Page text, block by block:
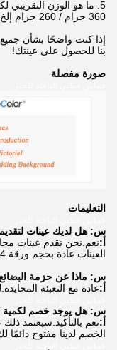
360 جرام / 260 جرام إلخ؟
بنا للحصول على عينتك!
صورة مفصلة
التعليمات
س: هل لديك عينات
أ:نعم.نحن نقدم عينات
العينات عادة بحجم ورقة A4 و 24 بوصة × 3 م لفة وما إلى ذلك.
س: ماذا عن حزمة
أ:عادة مع التعبئة
س: هل يوجد خصم لكمية
أ:نعم بالتأكيد.سيعتمد
الخصم لدينا مفتوح دائمًا